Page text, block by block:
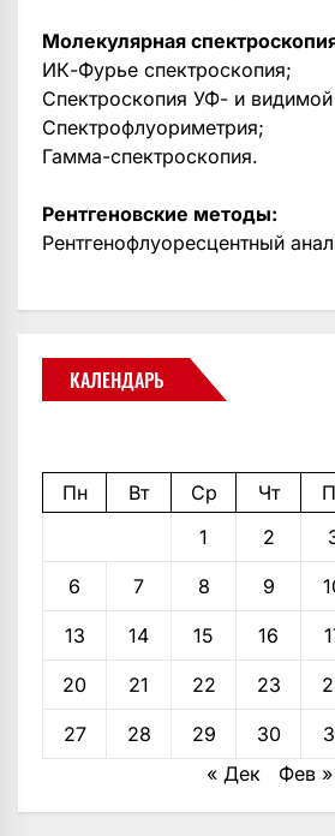
Молекулярная
ИК-Фурье спектроскопия;
Спектроскопия УФ- и видимой
Спектрофлуориметрия;
Гамма-спектроскопия.
Рентгеновские методы:
Рентгенофлуоресцентный
КАЛЕНДАРЬ
Пн Вт Ср Чт
1
2
6 7 8 9
13 14 15 16
20 21 22 23
27 28 29 30
« Дек
Фев »